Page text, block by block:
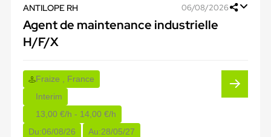
ANTILOPE RH 06/08/2026
Agent de maintenance industrielle
H/F/X
Fraize , France
Interim
13,00 €/h - 14,00 €/h
Du:06/08/26 Au:28/05/27